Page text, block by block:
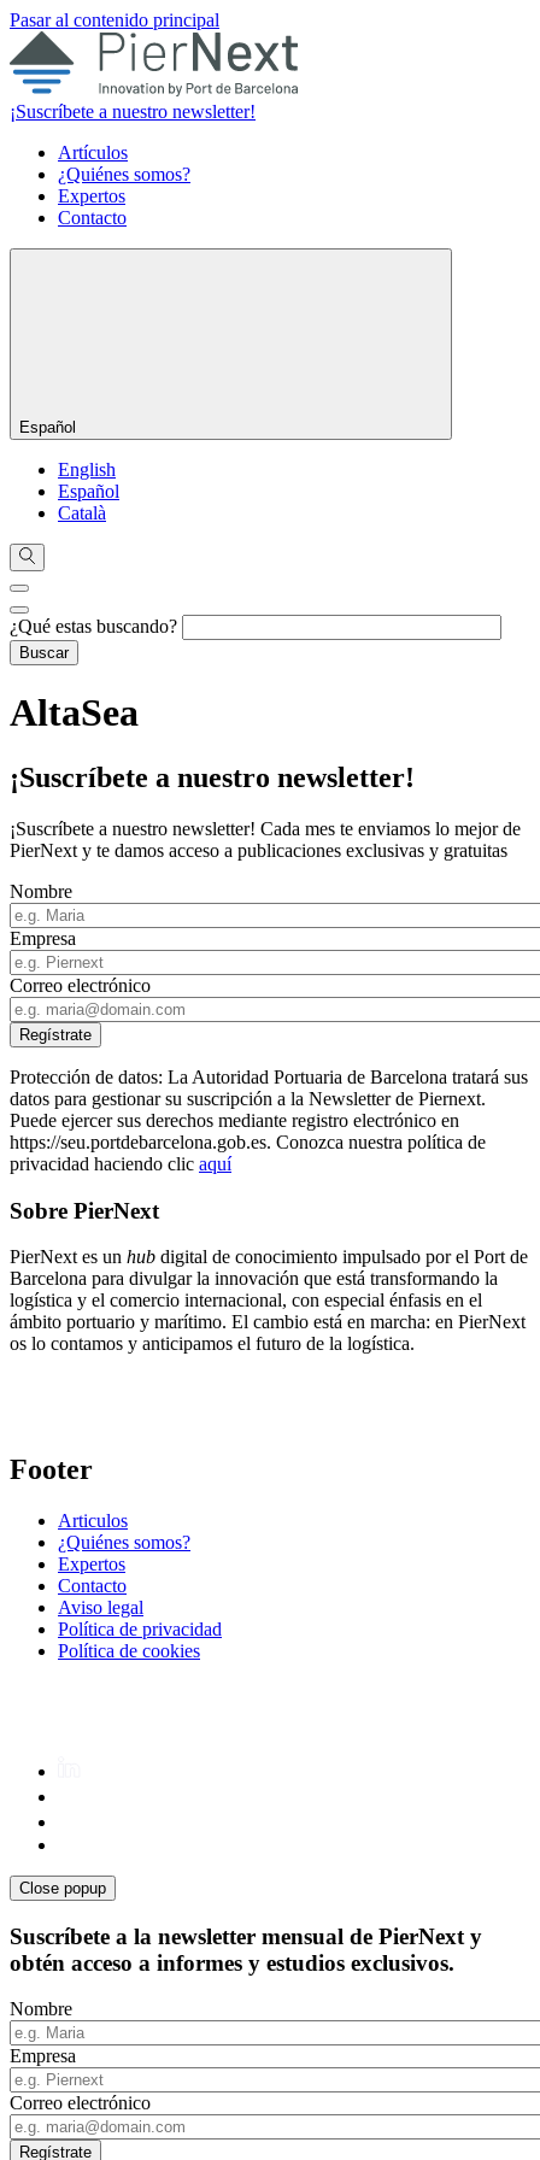
Pasar al contenido principal
¡Suscríbete a nuestro newsletter!
Artículos
¿Quiénes somos?
Expertos
Contacto
Español
English
Español
Català
¿Qué estas buscando?
AltaSea
¡Suscríbete a nuestro newsletter!
¡Suscríbete a nuestro newsletter! Cada mes te enviamos lo mejor de
PierNext y te damos acceso a publicaciones exclusivas y gratuitas
Nombre
Empresa
Correo electrónico
Protección de datos: La Autoridad Portuaria de Barcelona tratará sus
datos para gestionar su suscripción a la Newsletter de Piernext.
Puede ejercer sus derechos mediante registro electrónico en
https://seu.portdebarcelona.gob.es. Conozca nuestra política de
privacidad haciendo clic aquí
Sobre PierNext
PierNext es un hub digital de conocimiento impulsado por el Port de
Barcelona para divulgar la innovación que está transformando la
logística y el comercio internacional, con especial énfasis en el
ámbito portuario y marítimo. El cambio está en marcha: en PierNext
os lo contamos y anticipamos el futuro de la logística.
Footer
Articulos
¿Quiénes somos?
Expertos
Contacto
Aviso legal
Política de privacidad
Política de cookies
Close popup
Suscríbete a la newsletter mensual de PierNext y
obtén acceso a informes y estudios exclusivos.
Nombre
Empresa
Correo electrónico